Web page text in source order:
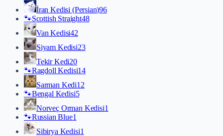
İran Kedisi (Persian)96
🐾Scottish Straight48
Van Kedisi42
Siyam Kedisi23
Tekir Kedi20
🐾Ragdoll Kedisi14
Sarman Kedi12
🐾Bengal Kedisi5
Norveç Orman Kedisi1
🐾Russian Blue1
Sibirya Kedisi1